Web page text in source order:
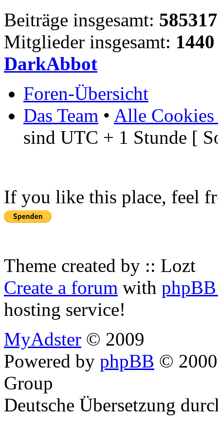
Beiträge insgesamt: 585317
Mitglieder insgesamt: 1440
DarkAbbot
Foren-Übersicht
Das Team • Alle Cookies
sind UTC + 1 Stunde [
If you like this place, feel
Theme created by :: Lozt
Create a forum with
hosting service!
MyAdster © 2009
Powered by phpBB ©
Group
Deutsche Übersetzung